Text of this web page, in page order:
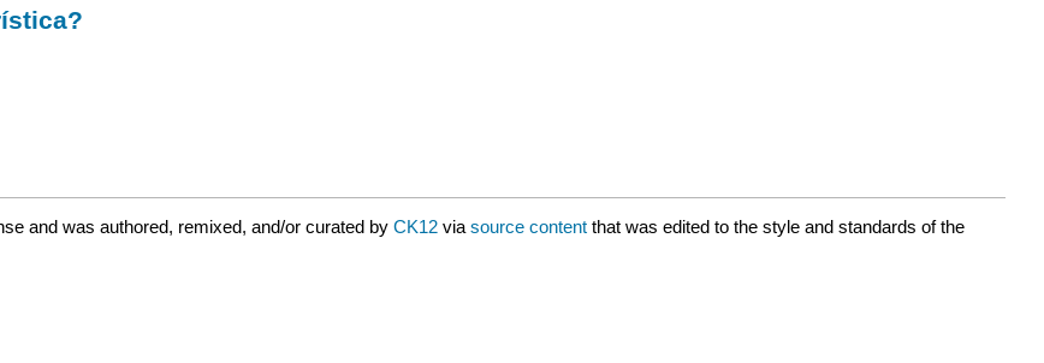
característica?
¿Cuándo
and was authored, remixed, and/or curated by CK12 via source content that was edited to the style and standards of the